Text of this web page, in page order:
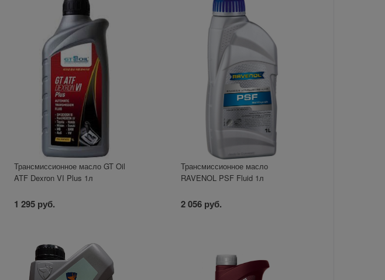
Трансмиссионное масло GT Oil
ATF Dexron VI Plus 1л
1 295 руб.
Трансмиссионное масло
RAVENOL PSF Fluid 1л
2 056 руб.